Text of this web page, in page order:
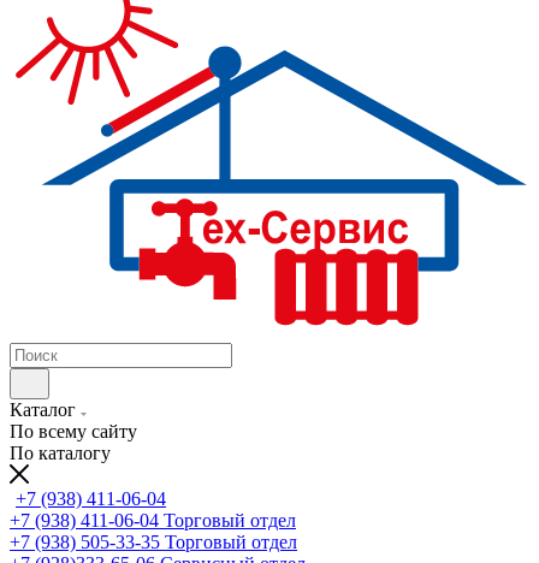
Каталог
По всему сайту
По каталогу
+7 (938) 411-06-04
+7 (938) 411-06-04 Торговый отдел
+7 (938) 505-33-35 Торговый отдел